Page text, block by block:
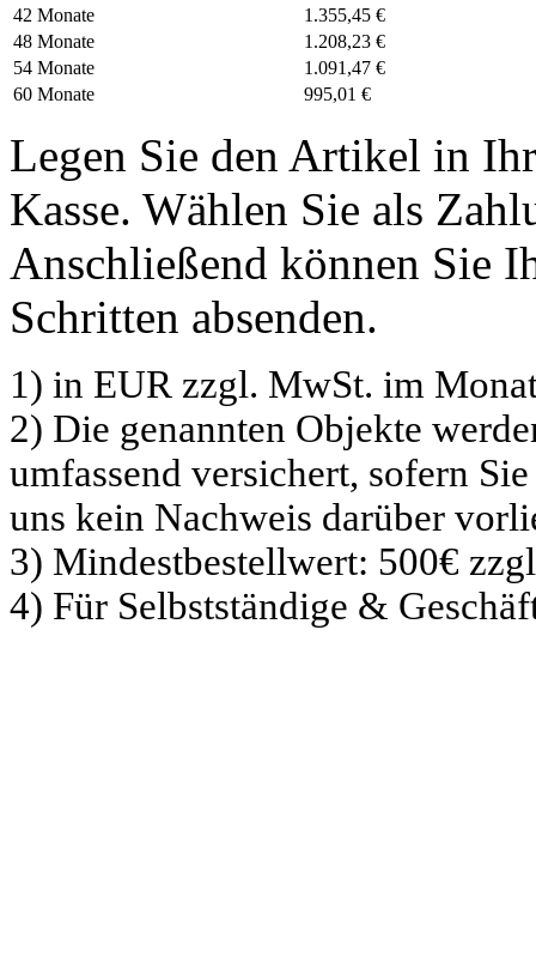
42 Monate
1.355,45 €
48 Monate
1.208,23 €
54 Monate
1.091,47 €
60 Monate
995,01 €
Legen Sie den Artikel in
Kasse. Wählen Sie als
Anschließend können Sie
Schritten absenden.
1) in EUR zzgl. MwSt. im
2) Die genannten Objekte
umfassend versichert, sofern
uns kein Nachweis darüber
3) Mindestbestellwert: 500€
4) Für Selbstständige &